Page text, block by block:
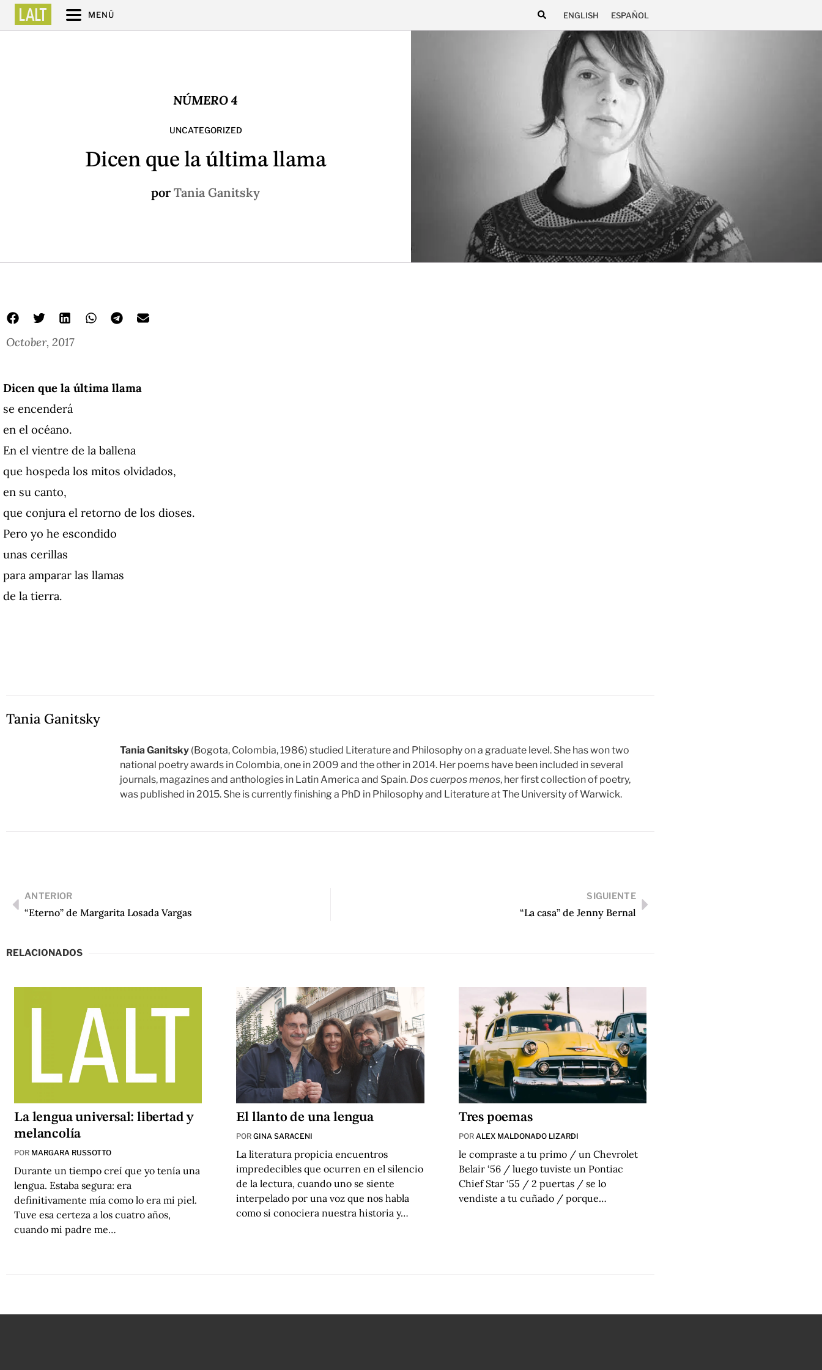
MENÚ ENGLISH ESPAÑOL
NÚMERO 4
UNCATEGORIZED
Dicen que la última llama
por Tania Ganitsky
October, 2017
Dicen que la última llama
se encenderá
en el océano.
En el vientre de la ballena
que hospeda los mitos olvidados,
en su canto,
que conjura el retorno de los dioses.
Pero yo he escondido
unas cerillas
para amparar las llamas
de la tierra.
Tania Ganitsky
Tania Ganitsky (Bogota, Colombia, 1986) studied Literature and Philosophy on a graduate level. She has won two
national poetry awards in Colombia, one in 2009 and the other in 2014. Her poems have been included in several
journals, magazines and anthologies in Latin America and Spain. Dos cuerpos menos, her first collection of poetry,
was published in 2015. She is currently finishing a PhD in Philosophy and Literature at The University of Warwick.
ANTERIOR
“Eterno” de Margarita Losada Vargas
SIGUIENTE
“La casa” de Jenny Bernal
RELACIONADOS
La lengua universal: libertad y
melancolía
POR MARGARA RUSSOTTO
Durante un tiempo creí que yo tenía una
lengua. Estaba segura: era
definitivamente mía como lo era mi piel.
Tuve esa certeza a los cuatro años,
cuando mi padre me…
El llanto de una lengua
PORGINA SARACENI
La literatura propicia encuentros
impredecibles que ocurren en el silencio
de la lectura, cuando uno se siente
interpelado por una voz que nos habla
como si conociera nuestra historia y…
Tres poemas
POR ALEX MALDONADO LIZARDI
le compraste a tu primo / un Chevrolet
Belair ‘56 / luego tuviste un Pontiac
Chief Star ‘55 / 2 puertas / se lo
vendiste a tu cuñado / porque…